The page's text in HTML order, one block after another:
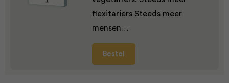
flexitariërs Steeds meer
mensen…
Bestel